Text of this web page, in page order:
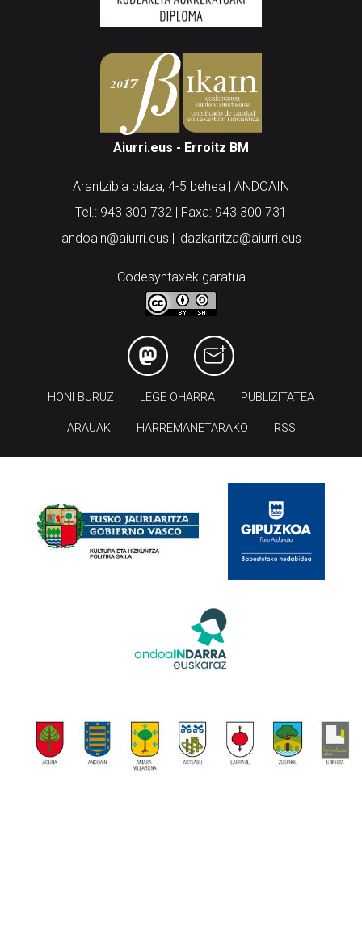
Aiurri.eus - Erroitz BM
Arantzibia plaza, 4-5 behea | ANDOAIN
Tel.: 943 300 732 | Faxa: 943 300 731
andoain@aiurri.eus | idazkaritza@aiurri.eus
Codesyntaxek garatua
HONI BURUZ LEGE OHARRA PUBLIZITATEA
ARAUAK HARREMANETARAKO RSS